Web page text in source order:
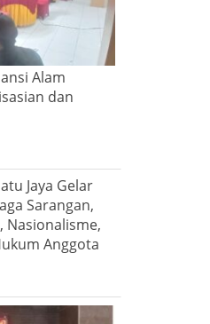
Alam
dan
Jaya Gelar
Sarangan,
Nasionalisme,
Anggota